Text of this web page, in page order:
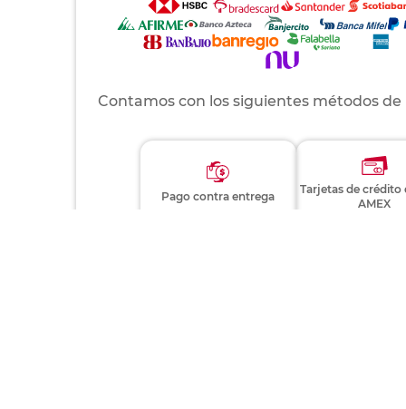
Contamos con los siguientes métodos de
Pago contra entrega
Tarjetas de crédito
AMEX